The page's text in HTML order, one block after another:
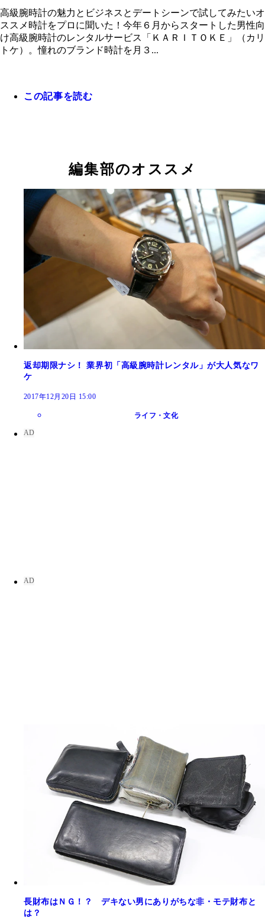
ＩＷＣ ポルトギーゼ クロノグラフ
オメガ シーマスター アクアテラ アニュアル
ダー
オメガ スピードマスター デイト
カルティエ カリブル ドゥ カルティエダイバー
ハミルトン ジャズマスター クロノグラフ
ロレックス サブマリーナデイト
ロレックス サブマリーナ デイト
高級腕時計の魅力とビジネスとデートシーンで試してみたいオ
ススメ時計をプロに聞いた！今年６月からスタートした男性向
け高級腕時計のレンタルサービス「ＫＡＲＩＴＯＫＥ」（カリ
トケ）。憧れのブランド時計を月３...
この記事を読む
編集部のオススメ
返却期限ナシ！ 業界初「高級腕時計レンタル」が大人気なワ
ケ
2017年12月20日 15:00
ライフ・文化
長財布はＮＧ！？ デキない男にありがちな非・モテ財布と
は？